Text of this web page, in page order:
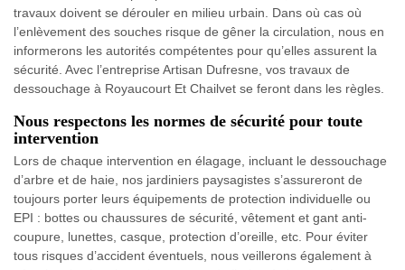
travaux doivent se dérouler en milieu urbain. Dans où cas où
l’enlèvement des souches risque de gêner la circulation, nous en
informerons les autorités compétentes pour qu’elles assurent la
sécurité. Avec l’entreprise Artisan Dufresne, vos travaux de
dessouchage à Royaucourt Et Chailvet se feront dans les règles.
Nous respectons les normes de sécurité pour toute
intervention
Lors de chaque intervention en élagage, incluant le dessouchage
d’arbre et de haie, nos jardiniers paysagistes s’assureront de
toujours porter leurs équipements de protection individuelle ou
EPI : bottes ou chaussures de sécurité, vêtement et gant anti-
coupure, lunettes, casque, protection d’oreille, etc. Pour éviter
tous risques d’accident éventuels, nous veillerons également à